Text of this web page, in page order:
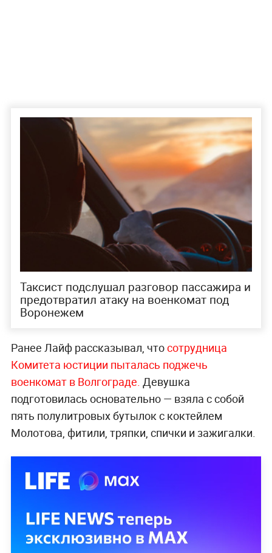
Таксист подслушал разговор пассажира и
предотвратил атаку на военкомат под
Воронежем
Ранее Лайф рассказывал, чтосотрудница
Комитета юстиции пыталась поджечь
военкомат в Волгограде. Девушка
подготовилась основательно — взяла с собой
пять полулитровых бутылок с коктейлем
Молотова, фитили, тряпки, спички и зажигалки.